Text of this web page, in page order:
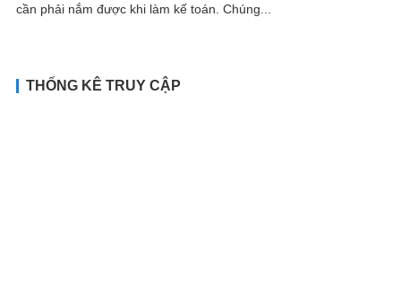
cần phải nắm được khi làm kế toán. Chúng...
THỐNG KÊ TRUY CẬP